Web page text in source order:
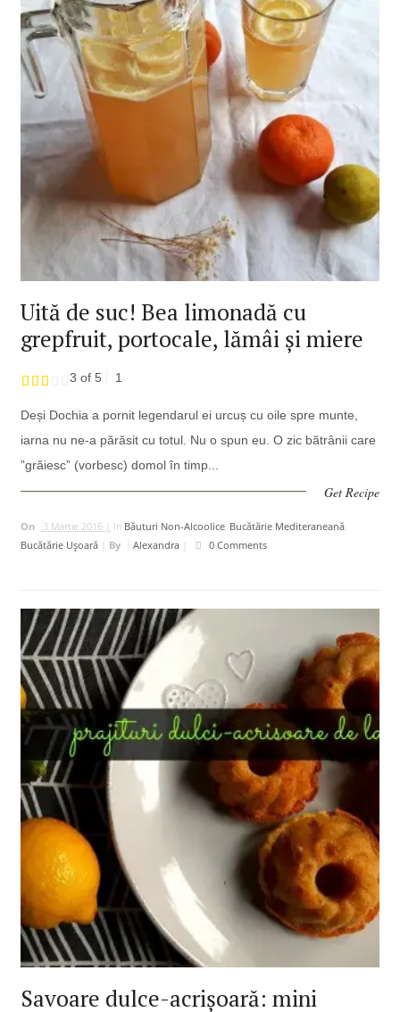
Uită de suc! Bea limonadă cu
grepfruit, portocale, lămâi și miere
3 of 5 1
Deși Dochia a pornit legendarul ei urcuș cu oile spre munte,
iarna nu ne-a părăsit cu totul. Nu o spun eu. O zic bătrânii care
”grăiesc” (vorbesc) domol în timp...
Get Recipe
On 3 Martie 2016 | In Băuturi Non-Alcoolice, Bucătărie Mediteraneană,
Bucătărie Uşoară| By Alexandra| 0 Comments
Savoare dulce-acrișoară: mini